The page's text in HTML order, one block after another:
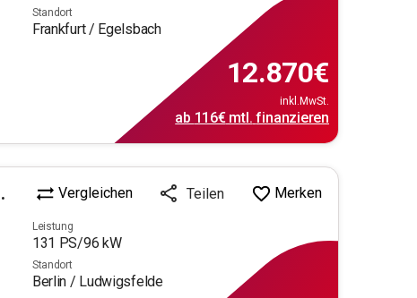
Standort
Frankfurt / Egelsbach
12.870€
inkl.MwSt.
ab 116€mtl. finanzieren
Vergleichen Teilen Merken
Leistung
131 PS/96 kW
Standort
Berlin / Ludwigsfelde